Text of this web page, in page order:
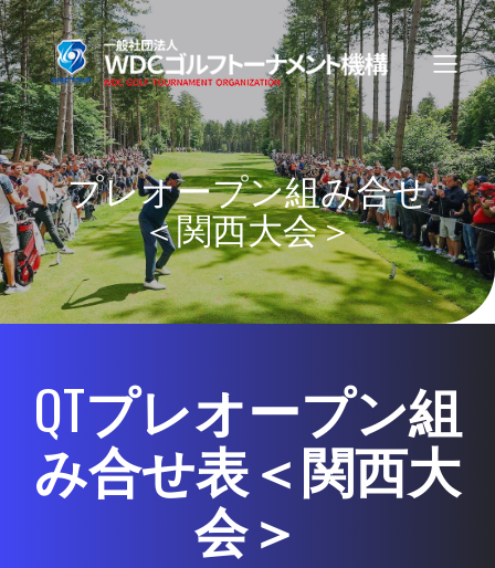
プレオープン組み合せ
＜関西大会＞
QTプレオープン組
み合せ表＜関西大
会＞